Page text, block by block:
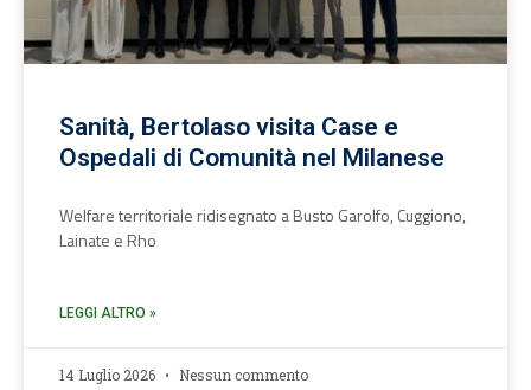
Sanità, Bertolaso visita Case e
Ospedali di Comunità nel Milanese
Welfare territoriale ridisegnato a Busto Garolfo, Cuggiono,
Lainate e Rho
LEGGI ALTRO »
14 Luglio 2026 Nessun commento